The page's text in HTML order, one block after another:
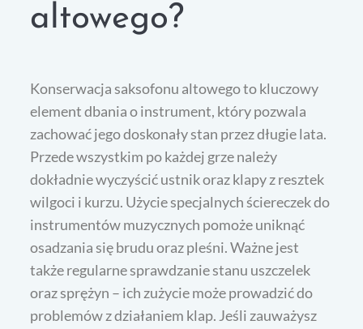
altowego?
Konserwacja saksofonu altowego to kluczowy
element dbania o instrument, który pozwala
zachować jego doskonały stan przez długie lata.
Przede wszystkim po każdej grze należy
dokładnie wyczyścić ustnik oraz klapy z resztek
wilgoci i kurzu. Użycie specjalnych ściereczek do
instrumentów muzycznych pomoże uniknąć
osadzania się brudu oraz pleśni. Ważne jest
także regularne sprawdzanie stanu uszczelek
oraz sprężyn – ich zużycie może prowadzić do
problemów z działaniem klap. Jeśli zauważysz